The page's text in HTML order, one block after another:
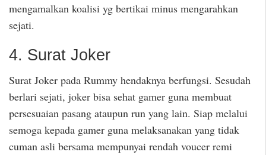
mengamalkan koalisi yg bertikai minus mengarahkan
sejati.
4. Surat Joker
Surat Joker pada Rummy hendaknya berfungsi. Sesudah
berlari sejati, joker bisa sehat gamer guna membuat
persesuaian pasang ataupun run yang lain. Siap melalui
semoga kepada gamer guna melaksanakan yang tidak
cuman asli bersama mempunyai rendah voucer remi